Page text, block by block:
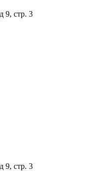
9, стр. 3
9, стр. 3